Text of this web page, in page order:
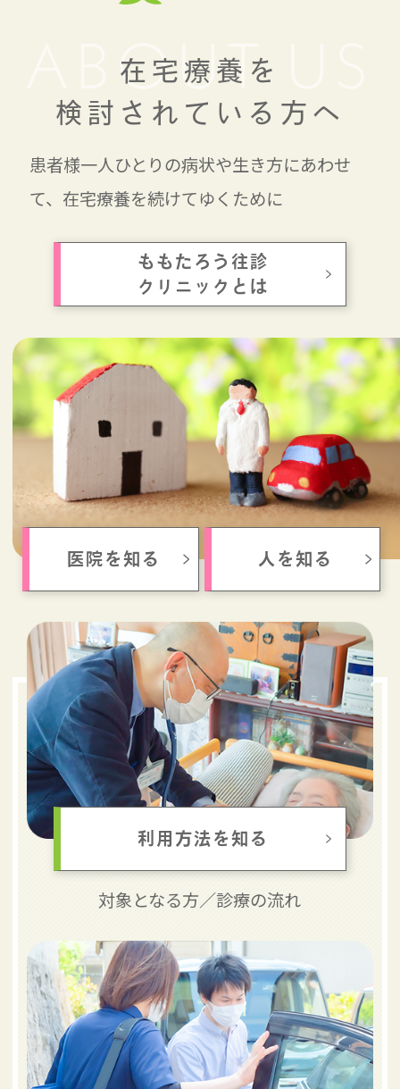
ABOUT US
在宅療養を
検討されている方へ
患者様一人ひとりの病状や生き方にあわせ
て、 在宅療養を続けてゆくために
ももたろう往診
クリニックとは
医院を知る 人を知る
利用方法を知る
対象となる方／診療の流れ